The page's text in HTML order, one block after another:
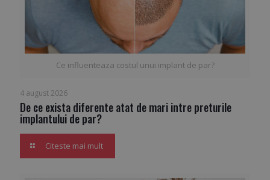
Ce influenteaza costul unui implant de par?
4 august 2026
De ce exista diferente atat de mari intre preturile
implantului de par?
Citeste mai mult